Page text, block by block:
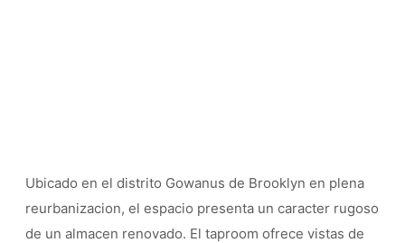
Ubicado en el distrito Gowanus de Brooklyn en plena
reurbanizacion, el espacio presenta un caracter rugoso
de un almacen renovado. El taproom ofrece vistas de